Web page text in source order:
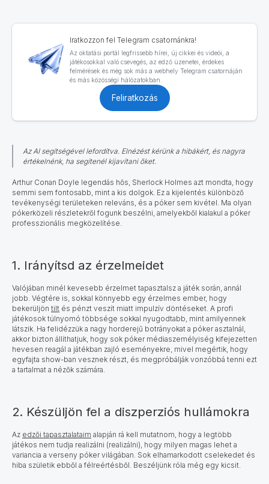
Iratkozzon fel Telegram csatornánkra!
Az oktatási portál legfrissebb hírei, új cikkei és videói, a
játékosokkal való csevegés, az edző üzenetei, érdekes
felmérések és még sok más a webhely Telegram csatornáján
és más közösségi hálózatokban.
Feliratkozás
Az AI segítségével lefordítva. Elnézést kérünk a hibákért, és nagyra
értékelnénk, ha segítenél kijavítani őket.
Arthur Conan Doyle legendás hős, Sherlock Holmes azt mondta, hogy
semmi sem fontosabb, mint a kis dolgok. Ez a kijelentés különböző
tevékenységi területeken releváns, és a póker sem kivétel. Ma olyan
pókerközeli részletekről fogunk beszélni, amelyekből kialakul a póker
professzionális megközelítése.
1. Irányítsd az érzelmeidet
Valójában minél kevesebb érzelmet tapasztalsz a játék során, annál
jobb. Végtére is, sokkal könnyebb egy érzelmes ember, hogy
bekerüljön tilt és pénzt veszít miatt impulzív döntéseket. A profi
játékosok túlnyomó többsége sokkal nyugodtabb, mint amilyennek
látszik. Ha felidézzük a nagy horderejű botrányokat a póker asztalnál,
akkor bizton állíthatjuk, hogy sok póker médiaszemélyiség kifejezetten
hevesen reagál a játékban zajló eseményekre, mivel megértik, hogy
egyfajta show-ban vesznek részt, és megpróbálják vonzóbbá tenni ezt
a tartalmat a nézők számára.
2. Készüljön fel a diszperziós hullámokra
Az edzői tapasztalataim alapján rá kell mutatnom, hogy a legtöbb
játékos nem tudja realizálni (realizálni), hogy milyen magas lehet a
variancia a verseny póker világában. Sok elhamarkodott cselekedet és
hiba születik ebből a félreértésből. Beszéljünk róla még egy kicsit.